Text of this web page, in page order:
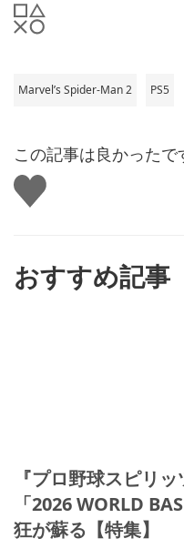
Marvel’s Spider-Man 2 PS5
この記事は良かったで
い
い
おすすめ記事
『プロ野球スピリ
「2026 WORLD
狂が蘇る【特集】